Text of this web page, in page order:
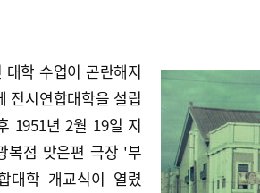
학 수업이 곤란해지
전시연합대학을 설립
1951년 2월 19일 지
복점 맞은편 극장 '부
대학 개교식이 열렸